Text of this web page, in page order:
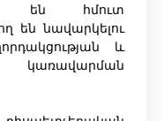
են հմուտ
են նավարկելու
և